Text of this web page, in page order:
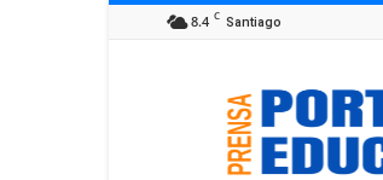
8.4 C Santiago
Portal
Educa